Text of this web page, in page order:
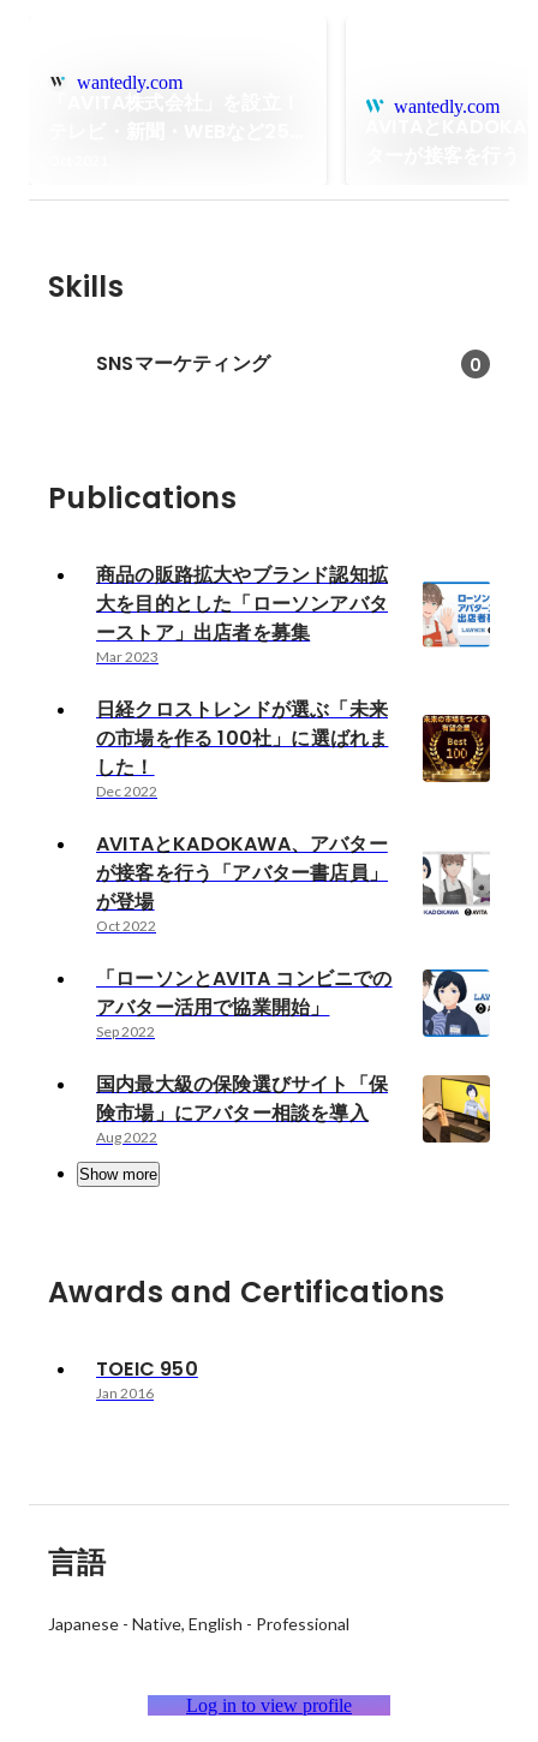
wantedly.com
wantedly.com
Skills
SNSマーケティング 0
Publications
商品の販路拡大やブランド認知拡
大を目的とした「ローソンアバタ
ーストア」出店者を募集
Mar 2023
日経クロストレンドが選ぶ「未来
の市場を作る 100社」に選ばれま
した！
Dec 2022
AVITAとKADOKAWA、アバター
が接客を行う「アバター書店員」
が登場
Oct 2022
「ローソンとAVITA コンビニでの
アバター活用で協業開始」
Sep 2022
国内最大級の保険選びサイト「保
険市場」にアバター相談を導入
Aug 2022
Show more
Awards and Certifications
TOEIC 950
Jan 2016
言語
Japanese - Native English - Professional
Log in to view profile